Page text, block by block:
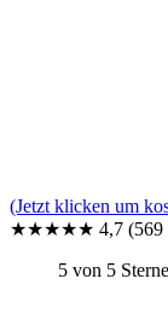
(Jetzt klicken um
★★★★★ 4,7 (569
5 von 5 Sterne